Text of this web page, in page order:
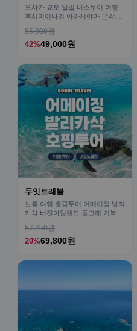
오사카 교토 일일 버스투어 여행
후시미이나리 아라시야마 은각사
85,000원
42%49,000원
두잇트래블
보홀 여행 호핑투어 어메이징 발리
카삭 버진아일랜드 돌고래 거북이
87,250원
20%69,800원